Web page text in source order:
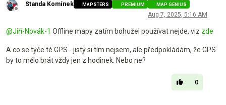
Standa Komínek MAPSTERS PREMIUM MAP GENIUS
Aug 7, 2025, 5:16 AM
@Jiří-Novák-1 Offline mapy zatím bohužel používat nejde, viz zde
A co se týče té GPS - jistý si tím nejsem, ale předpokládám, že GPS
by to mělo brát vždy jen z hodinek. Nebo ne?
0